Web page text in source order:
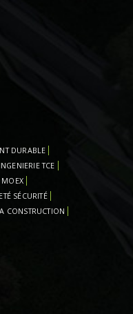
DURABLE
INGENIERIE TCE
MOEX
SÉCURITÉ
CONSTRUCTION